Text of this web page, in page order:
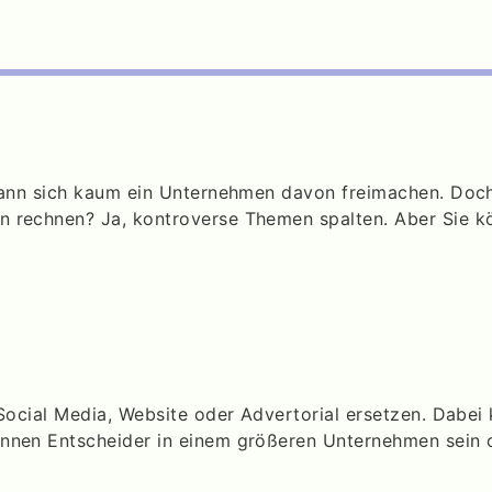
sich kaum ein Unternehmen davon freimachen.
Ja, kontroverse Themen spalten. Aber Sie
Media, Website oder Advertorial ersetzen.
Entscheider in einem größeren Unternehmen